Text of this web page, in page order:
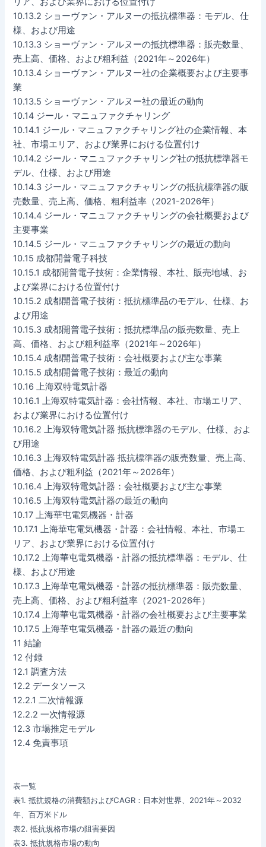
10.13.2 ショーヴァン・アルヌーの抵抗標準器：モデル、仕
様、および用途
10.13.3 ショーヴァン・アルヌーの抵抗標準器：販売数量、
売上高、価格、および粗利益（2021年～2026年）
10.13.4 ショーヴァン・アルヌー社の企業概要および主要事
業
10.13.5 ショーヴァン・アルヌー社の最近の動向
10.14 ジール・マニュファクチャリング
10.14.1 ジール・マニュファクチャリング社の企業情報、本
社、市場エリア、および業界における位置付け
10.14.2 ジール・マニュファクチャリング社の抵抗標準器モ
デル、仕様、および用途
10.14.3 ジール・マニュファクチャリングの抵抗標準器の販
売数量、売上高、価格、粗利益率（2021-2026年）
10.14.4 ジール・マニュファクチャリングの会社概要および
主要事業
10.14.5 ジール・マニュファクチャリングの最近の動向
10.15 成都開普電子科技
10.15.1 成都開普電子技術：企業情報、本社、販売地域、お
よび業界における位置付け
10.15.2 成都開普電子技術：抵抗標準品のモデル、仕様、お
よび用途
10.15.3 成都開普電子技術：抵抗標準品の販売数量、売上
高、価格、および粗利益率（2021年～2026年）
10.15.4 成都開普電子技術：会社概要および主な事業
10.15.5 成都開普電子技術：最近の動向
10.16 上海双特電気計器
10.16.1 上海双特電気計器：会社情報、本社、市場エリア、
および業界における位置付け
10.16.2 上海双特電気計器 抵抗標準器のモデル、仕様、およ
び用途
10.16.3 上海双特電気計器 抵抗標準器の販売数量、売上高、
価格、および粗利益（2021年～2026年）
10.16.4 上海双特電気計器：会社概要および主な事業
10.16.5 上海双特電気計器の最近の動向
10.17 上海華屯電気機器・計器
10.17.1 上海華屯電気機器・計器：会社情報、本社、市場エ
リア、および業界における位置付け
10.17.2 上海華屯電気機器・計器の抵抗標準器：モデル、仕
様、および用途
10.17.3 上海華屯電気機器・計器の抵抗標準器：販売数量、
売上高、価格、および粗利益率（2021-2026年）
10.17.4 上海華屯電気機器・計器の会社概要および主要事業
10.17.5 上海華屯電気機器・計器の最近の動向
11 結論
12 付録
12.1 調査方法
12.2 データソース
12.2.1 二次情報源
12.2.2 一次情報源
12.3 市場推定モデル
12.4 免責事項
表一覧
表1. 抵抗規格の消費額およびCAGR：日本対世界、2021年～2032
年、百万米ドル
表2. 抵抗規格市場の阻害要因
表3. 抵抗規格市場の動向